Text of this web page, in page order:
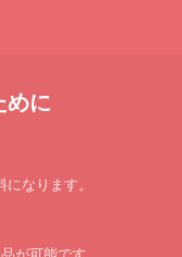
めに
なります。